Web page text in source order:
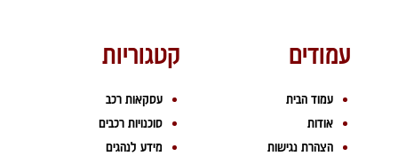
עמודים
עמוד הבית
אודות
הצהרת נגישות
קטגוריות
עסקאות רכב
סוכנויות רכבים
מידע לנהגים